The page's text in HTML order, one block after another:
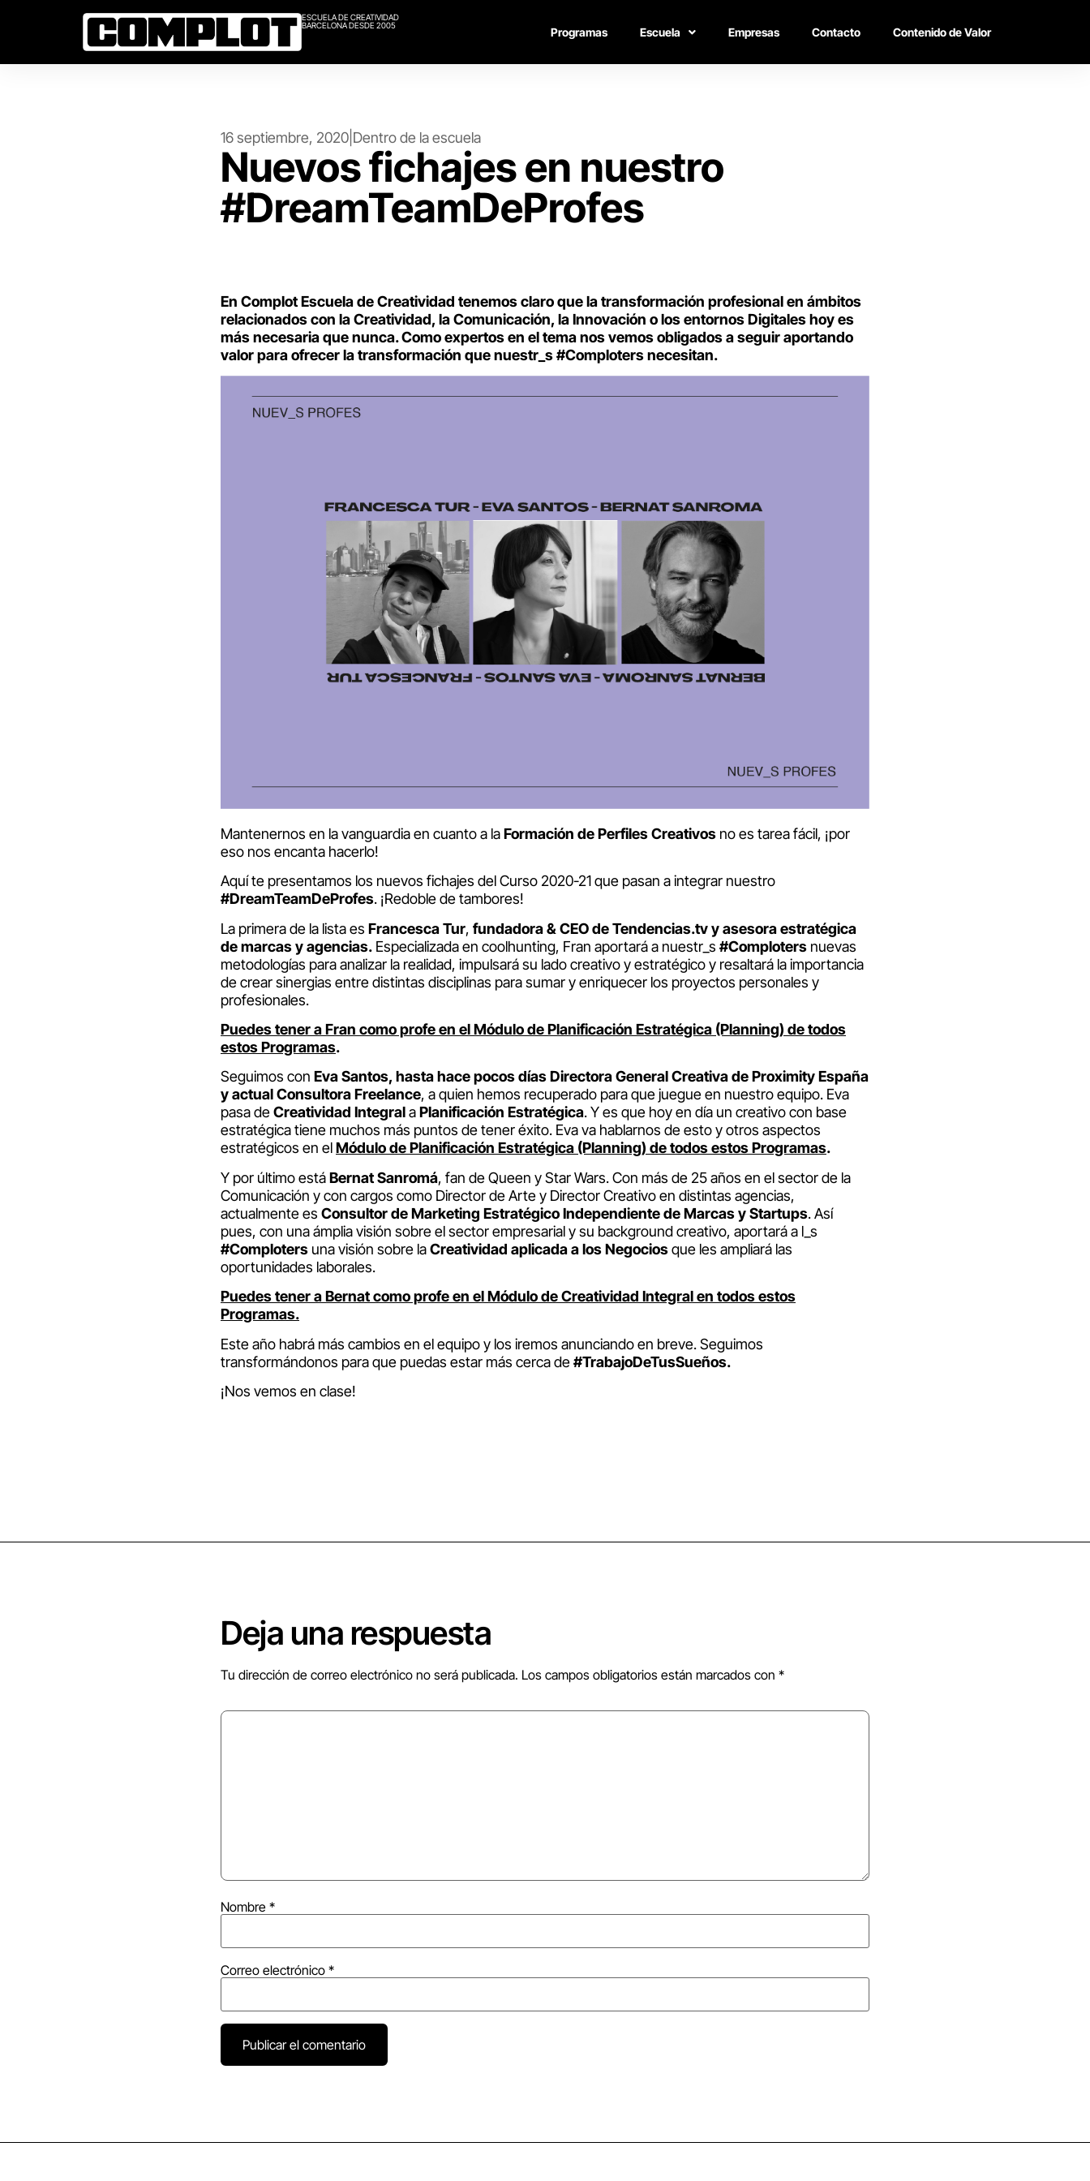
ESCUELA DE CREATIVIDAD
BARCELONA DESDE 2005
Programas Escuela Empresas Contacto Contenido de Valor
16 septiembre, 2020 Dentro de la escuela
Nuevos fichajes en nuestro
#DreamTeamDeProfes
En Complot Escuela de Creatividad tenemos claro que la transformación profesional en ámbitos
relacionados con la Creatividad, la Comunicación, la Innovación o los entornos Digitales hoy es
más necesaria que nunca. Como expertos en el tema nos vemos obligados a seguir aportando
valor para ofrecer la transformación que nuestr_s #Comploters necesitan.
Mantenernos en la vanguardia en cuanto a laFormación de Perfiles Creativos no es tarea fácil, ¡por
eso nos encanta hacerlo!
Aquí te presentamos los nuevos fichajes del Curso 2020-21 que pasan a integrar nuestro
#DreamTeamDeProfes. ¡Redoble de tambores!
La primera de la lista es Francesca Tur, fundadora& CEO de Tendencias.tv y asesora estratégica
de marcas y agencias. Especializada en coolhunting, Fran aportará a nuestr_s #Comploters nuevas
metodologías para analizar la realidad, impulsará su lado creativo y estratégico y resaltará la importancia
de crear sinergias entre distintas disciplinas para sumar y enriquecer los proyectos personales y
profesionales.
Puedes tener a Fran como profe en el Módulo de Planificación Estratégica (Planning) de todos
estos Programas.
Seguimos con Eva Santos, hasta hace pocos días Directora General Creativa de Proximity España
y actual Consultora Freelance, a quien hemos recuperado para que juegue en nuestro equipo. Eva
pasa deCreatividad IntegralaPlanificación Estratégica. Y es que hoy en día un creativo con base
estratégica tiene muchos más puntos de tener éxito. Eva va hablarnos de esto y otros aspectos
estratégicos en elMódulo de Planificación Estratégica (Planning) de todos estos Programas.
Y por último estáBernat Sanromá, fan de Queen y Star Wars. Con más de 25 años en el sector de la
Comunicación y con cargos como Director de Arte y Director Creativo en distintas agencias,
actualmente es Consultor de Marketing Estratégico Independiente de Marcas y Startups. Así
pues, con una ámplia visión sobre el sector empresarial y su background creativo, aportará a l_s
#Comploters una visión sobre laCreatividad aplicada a los Negociosque les ampliará las
oportunidades laborales.
Puedes tener a Bernat como profe en el Módulo de Creatividad Integral en todos estos
Programas.
Este año habrá más cambios en el equipo y los iremos anunciando en breve. Seguimos
transformándonos para que puedas estar más cerca de#TrabajoDeTusSueños.
¡Nos vemos en clase!
Deja una respuesta
Tu dirección de correo electrónico no será publicada. Los campos obligatorios están marcados con *
Nombre *
Correo electrónico *